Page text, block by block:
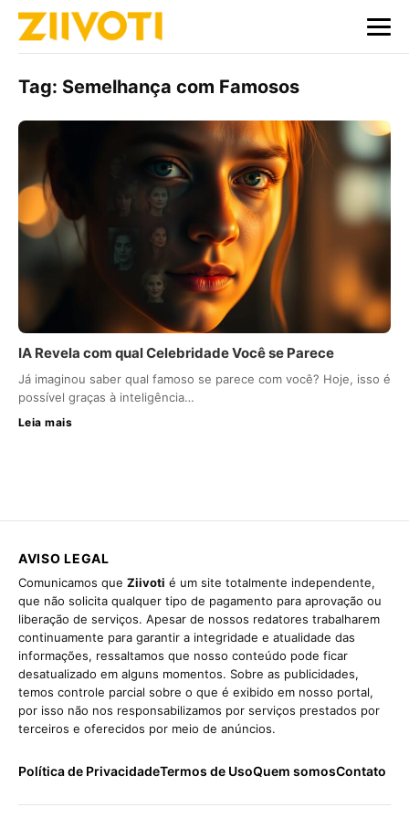
Tag: Semelhança com Famosos
IA Revela com qual Celebridade Você se Parece
Já imaginou saber qual famoso se parece com você? Hoje, isso é
possível graças à inteligência…
Leia mais
AVISO LEGAL
Comunicamos que Ziivoti é um site totalmente independente,
que não solicita qualquer tipo de pagamento para aprovação ou
liberação de serviços. Apesar de nossos redatores trabalharem
continuamente para garantir a integridade e atualidade das
informações, ressaltamos que nosso conteúdo pode ficar
desatualizado em alguns momentos. Sobre as publicidades,
temos controle parcial sobre o que é exibido em nosso portal,
por isso não nos responsabilizamos por serviços prestados por
terceiros e oferecidos por meio de anúncios.
Política de PrivacidadeTermos de UsoQuem somosContato